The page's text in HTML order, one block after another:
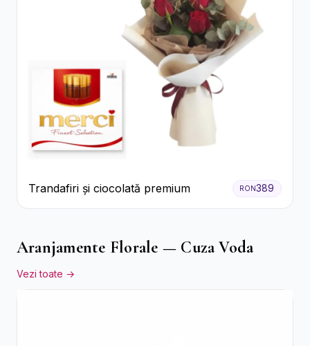
Trandafiri și ciocolată premium RON389
Aranjamente Florale — Cuza Voda
Vezi toate →